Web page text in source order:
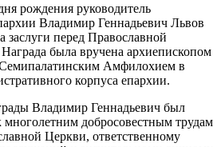
рождения руководитель
Владимир Геннадьевич Львов
заслуги перед Православной
была вручена архиепископом
Амфилохием в
корпуса епархии.
Владимир Геннадьевич был
многолетним добросовестным трудам
Церкви, ответственному